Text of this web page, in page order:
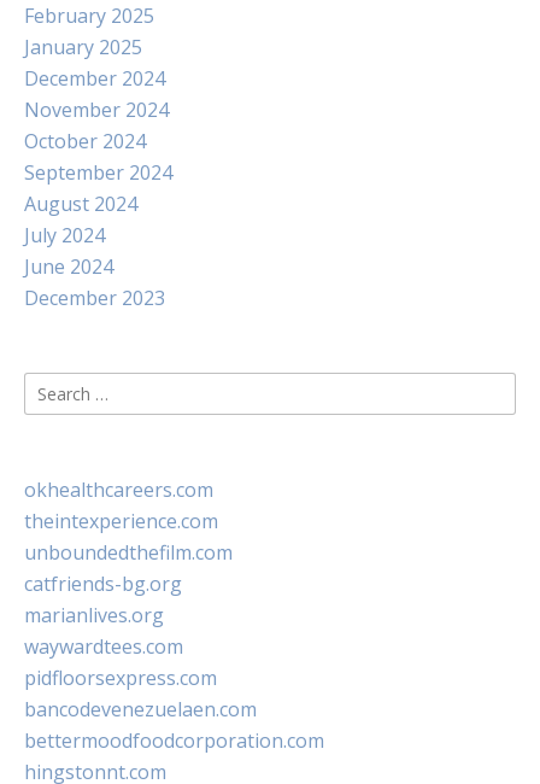
February 2025
January 2025
December 2024
November 2024
October 2024
September 2024
August 2024
July 2024
June 2024
December 2023
Search
for:
okhealthcareers.com
theintexperience.com
unboundedthefilm.com
catfriends-bg.org
marianlives.org
waywardtees.com
pidfloorsexpress.com
bancodevenezuelaen.com
bettermoodfoodcorporation.com
hingstonnt.com